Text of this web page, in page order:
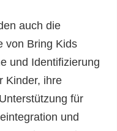
auch die
von Bring Kids
und Identifizierung
Kinder, ihre
für
und